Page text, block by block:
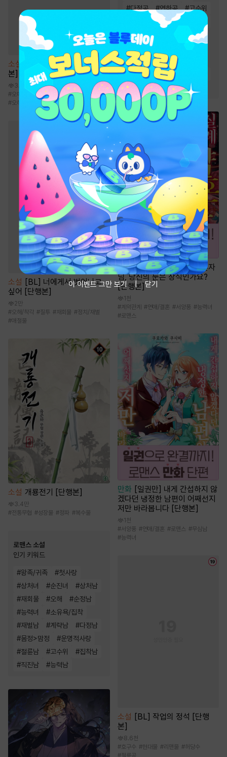
소설
[BL] 언페어 헤이터 [단행
본]
3.5만
#오메가버스 미인수 #강공 #후회공
#오해/착각
소설 [BL] 너에게서 벗어나고
싶어 [단행본]
2만
#오해/착각 #질투 # 재회물 #정치/재벌
#애절물
소설 개룡전기 [단행본]
3.4만
#전통무협 #성장물 #정파 #복수물
로맨스 소설
인기 키워드
#왕족/귀족 #첫사랑
#상처녀 #순진녀 #상처남
#재회물 #오해 #순정남
#능력녀 #소유욕/집착
#재벌남 #계략남 #다정남
#몸정>맘정 #운명적사랑
#절륜남 #고수위 #집착남
#직진남 #능력남
#다정공 #연하공 #고수위
# 연상수
#친구>연인
집착공
#능글공 #강공
#다정수 미인수
#
현대물 #절륜공
만화 [일권만] 실례지만 약혼자
님, 당신의 눈은 장식인가요?
[단행본]
1천
#계약관계 #연애/결혼 #서양풍 #능력녀
#로맨스
만화 [일권만] 내게 간섭하지 않
겠다던 냉정한 남편이 어째선지
저만 바라봅니다 [단행본]
1천
#서양풍 #연애/결혼 #로맨스 #무심남
#능력녀
소설 [BL] 작업의 정석 [단행
본]
8.6천
#호구수 #현대물 #리맨물 #허당수
#절륜공
이 이벤트 그만 보기 닫기